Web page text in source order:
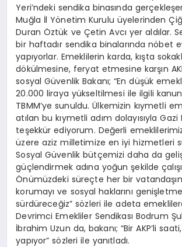
Yeri’ndeki sendika binasında
Muğla İl Yönetim Kurulu üyelerinden
Duran Öztük ve Çetin Avcı yer aldılar.
bir haftadır sendika binalarında nöbet
yapıyorlar. Emeklilerin karda, kışta
dökülmesine, feryat etmesine karşın
sosyal Güvenlik Bakanı; “En düşük emekli
20.000 liraya yükseltilmesi ile ilgili
TBMM’ye sunuldu. Ülkemizin kıymetli
atılan bu kıymetli adım dolayısıyla
teşekkür ediyorum. Değerli
üzere aziz milletimize en iyi hizmetleri
Sosyal Güvenlik bütçemizi daha da
güçlendirmek adına yoğun şekilde
Önümüzdeki süreçte her bir
korumayı ve sosyal haklarını
sürdüreceğiz” sözleri ile adeta
Devrimci Emekliler Sendikası Bodrum
İbrahim Uzun da, bakanı; “Bir AKP’li
yapıyor” sözleri ile yanıtladı.